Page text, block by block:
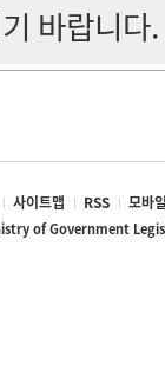
바랍니다.
사이트맵 RSS 모바
of Government